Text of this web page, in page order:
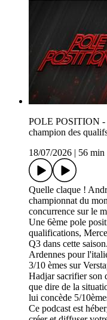
POLE POSITION -
champion des
18/07/2026
56 min
Quelle claque !
championnat du
concurrence sur le
Une 6ème pole
qualifications,
Q3 dans cette
Ardennes pour
3/10 èmes sur
Hadjar sacrifier son
que dire de la
lui concède 5/
Ce podcast est